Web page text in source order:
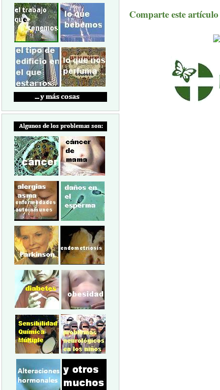
Comparte este artículo